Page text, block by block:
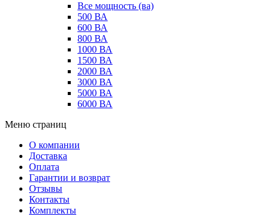
Все мощность (ва)
500 ВА
600 ВА
800 ВА
1000 ВА
1500 ВА
2000 ВА
3000 ВА
5000 ВА
6000 ВА
Меню страниц
О компании
Доставка
Оплата
Гарантии и возврат
Отзывы
Контакты
Комплекты